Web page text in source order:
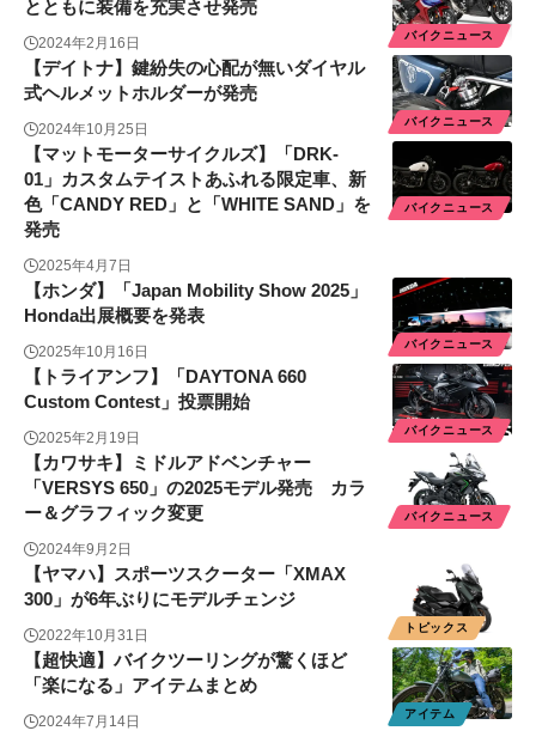
バイクニュース
とともに装備を充実させ発売
2024年2月16日
バイクニュース
【デイトナ】鍵紛失の心配が無いダイヤル
式ヘルメットホルダーが発売
2024年10月25日
バイクニュース
【マットモーターサイクルズ】「DRK-
01」カスタムテイストあふれる限定車、新
色「CANDY RED」と「WHITE SAND」を
発売
2025年4月7日
バイクニュース
【ホンダ】「Japan Mobility Show 2025」
Honda出展概要を発表
2025年10月16日
バイクニュース
【トライアンフ】「DAYTONA 660
Custom Contest」投票開始
2025年2月19日
バイクニュース
【カワサキ】ミドルアドベンチャー
「VERSYS 650」の2025モデル発売 カラ
ー＆グラフィック変更
2024年9月2日
トピックス
【ヤマハ】スポーツスクーター「XMAX
300」が6年ぶりにモデルチェンジ
2022年10月31日
アイテム
【超快適】バイクツーリングが驚くほど
「楽になる」アイテムまとめ
2024年7月14日